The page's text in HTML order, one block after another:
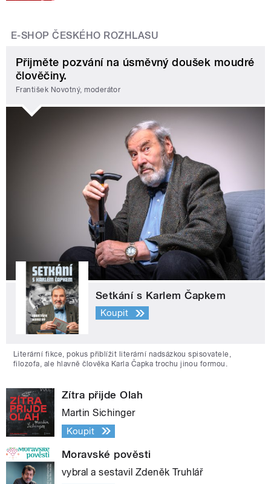
E-SHOP ČESKÉHO ROZHLASU
Přijměte pozvání na úsměvný doušek moudré
člověčiny.
František Novotný, moderátor
Setkání s Karlem Čapkem
Koupit
Literární fikce, pokus přiblížit literární nadsázkou spisovatele,
filozofa, ale hlavně člověka Karla Čapka trochu jinou formou.
Zítra přijde Olah
Martin Sichinger
Koupit
Moravské pověsti
vybral a sestavil Zdeněk Truhlář